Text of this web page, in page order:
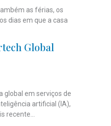
as férias, os
dias em que a casa
Global
global em serviços de
artificial (IA),
recente...